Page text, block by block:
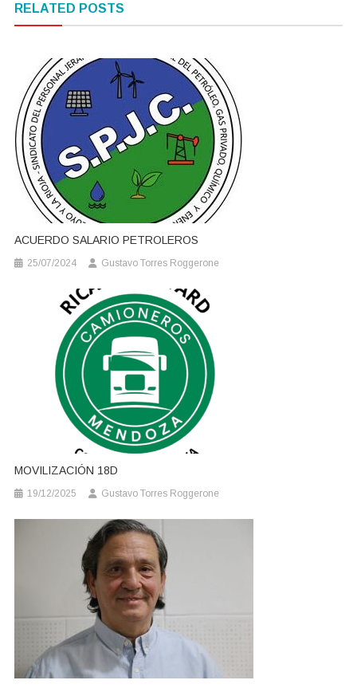
entradas
RELATED POSTS
ACUERDO SALARIO PETROLEROS
25/07/2024 Gustavo Torres Roggerone
MOVILIZACIÓN 18D
19/12/2025 Gustavo Torres Roggerone